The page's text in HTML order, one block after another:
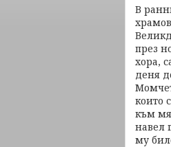
В
през
хора,
деня
които
към
навел
му